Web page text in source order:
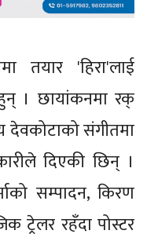
तयार 'हिरा'लाई
। छायांकनमा रक्
देवकोटाको संगीतमा
दिएकी छिन् ।
सम्पादन, किरण
ट्रेलर रहँदा पोस्टर